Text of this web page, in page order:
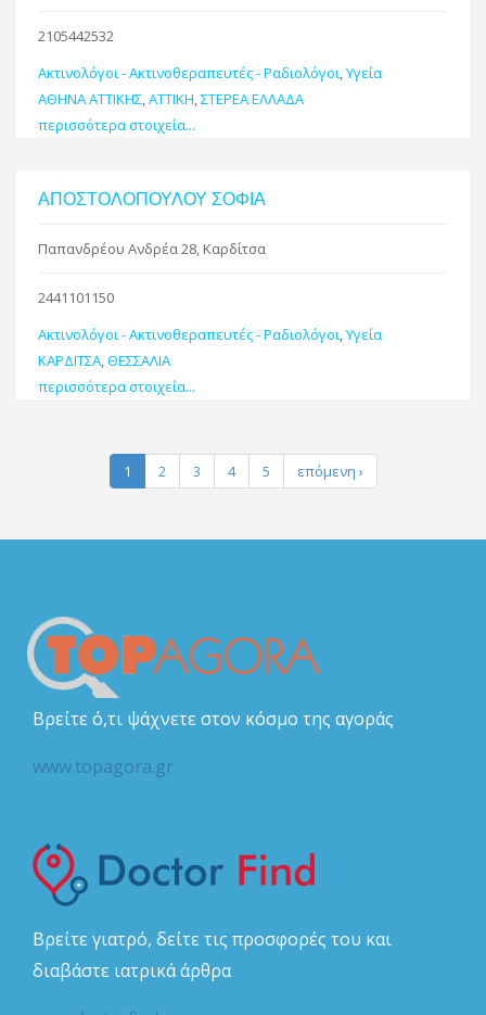
2105442532
Ακτινολόγοι - Ακτινοθεραπευτές - Ραδιολόγοι,Υγεία
ΑΘΗΝΑ ΑΤΤΙΚΗΣ,ΑΤΤΙΚΗ,ΣΤΕΡΕΑ ΕΛΛΑΔΑ
περισσότερα στοιχεία...
ΑΠΟΣΤΟΛΟΠΟΥΛΟΥ ΣΟΦΙΑ
Παπανδρέου Ανδρέα 28, Καρδίτσα
2441101150
Ακτινολόγοι - Ακτινοθεραπευτές - Ραδιολόγοι,Υγεία
ΚΑΡΔΙΤΣΑ,ΘΕΣΣΑΛΙΑ
περισσότερα στοιχεία...
1 2 3 4 5 επόμενη ›
Βρείτε ό,τι ψάχνετε στον κόσμο της αγοράς
www.topagora.gr
Βρείτε γιατρό, δείτε τις προσφορές του και
διαβάστε ιατρικά άρθρα